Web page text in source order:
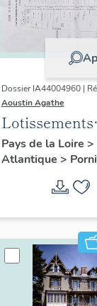
Dossier IA44004960 |
Aoustin Agathe
Lotissements
concertés de
de Jade
Pays de la Loire >
Atlantique >